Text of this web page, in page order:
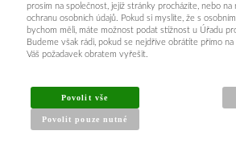
Motor: 2.0 i 16V, Obsah: 1998,
2000.09, výkon: 136PS, výkon:
X20XEV;C20SEL
OPEL VECTRA B kombi (31_) /
Motor: 2.2 i 16V, Obsah: 2198,
2003.07, výkon: 147PS, výkon:
prosím na společnost, jejíž stránky procházíte, nebo na
ochranu osobních údajů. Pokud si myslíte, že s
bychom měli, máte možnost podat stížnost u Úřadu
Budeme však rádi, pokud se nejdříve obrátíte přímo
Váš požadavek obratem vyřešit.
Povolit vše
Povolit pouze nutné